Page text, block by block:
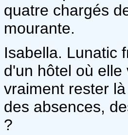
quatre chargés
mourante.
Isabella. Lunatic
d'un hôtel où
vraiment rester
des absences,
?